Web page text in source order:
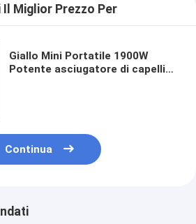
Il Miglior Prezzo Per
Giallo Mini Portatile 1900W
Potente asciugatore di capelli
Continua